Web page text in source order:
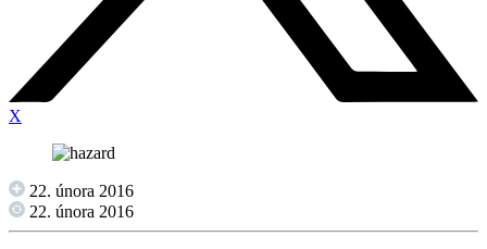
X
22. února 2016
22. února 2016